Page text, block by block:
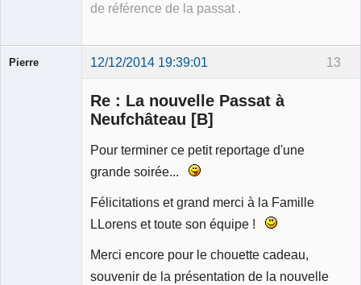
de référence de la passat .
13
Pierre 12/12/2014 19:39:01
Re : La nouvelle Passat à
Neufchâteau [B]
Pour terminer ce petit reportage d'une
grande soirée...
Félicitations et grand merci à la Famille
LLorens et toute son équipe !
Merci encore pour le chouette cadeau,
souvenir de la présentation de la nouvelle